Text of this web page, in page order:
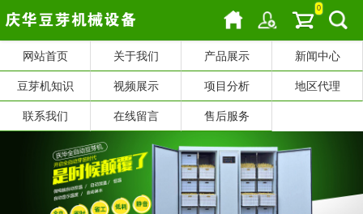
0
网站首页 关于我们 产品展示 新闻中心
豆芽机知识 视频展示 项目分析 地区代理
联系我们 在线留言 售后服务